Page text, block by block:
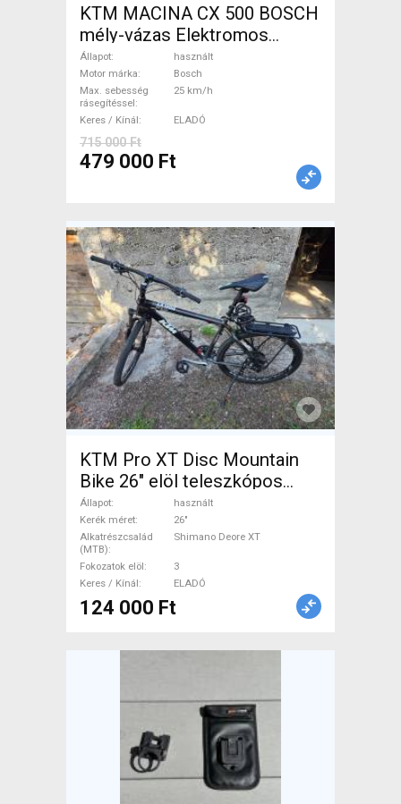
KTM MACINA CX 500 BOSCH
mély-vázas Elektromos
Trekking/cross 25 km/h
Bosch használt ELADÓ
Állapot
használt
Motor márka
Bosch
Max. sebesség
rásegítéssel
25 km/h
Keres / Kínál ELADÓ
715 000 Ft
479 000 Ft
KTM Pro XT Disc Mountain
Bike 26" elöl teleszkópos
Shimano Deore XT használt
ELADÓ
Állapot
használt
Kerék méret
26"
Alkatrészcsalád
(MTB)
Shimano Deore XT
Fokozatok elöl
3
Keres / Kínál
ELADÓ
124 000 Ft